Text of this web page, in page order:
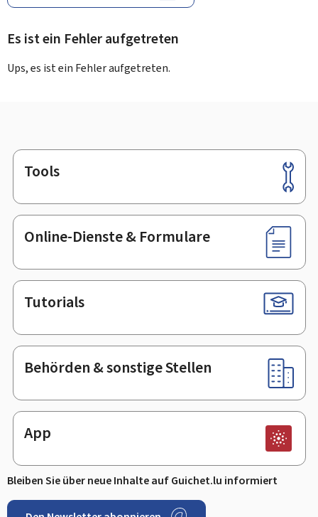
Es ist ein Fehler aufgetreten
Ups, es ist ein Fehler aufgetreten.
Footer
Tools
Online-Dienste & Formulare
Tutorials
Behörden & sonstige Stellen
App
Bleiben Sie über neue Inhalte auf Guichet.lu informiert